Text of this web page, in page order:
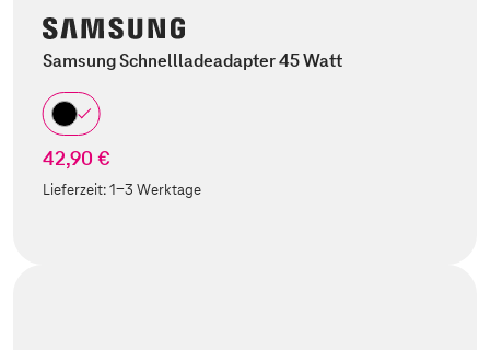
Samsung Schnellladeadapter 45 Watt
42,90 €
Lieferzeit:1-3 Werktage